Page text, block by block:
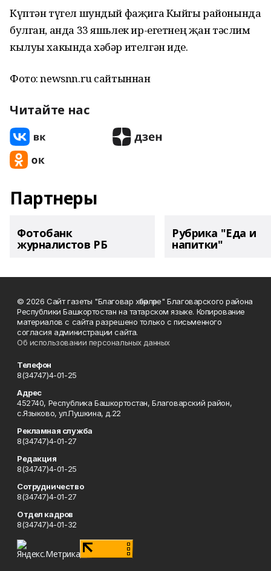
Күптән түгел шундый фаҗига Кыйгы районында
булган, анда 33 яшьлек ир-егетнең җан тәслим
кылуы хакында хәбәр ителгән иде.
Фото: newsnn.ru сайтыннан
Читайте нас
Партнеры
Фотобанк
журналистов РБ
Рубрика "Еда и
напитки"
© 2026 Сайт газеты "Благовар хәбәрләре" Благоварского района
Республики Башкортостан на татарском языке. Копирование
материалов с сайта разрешено только с письменного
согласия администрации сайта.
Об использовании персональных данных
Телефон
8(34747)4-01-25
Адрес
452740, Республика Башкортостан, Благоварский район,
с.Языково, ул.Пушкина, д.22
Рекламная служба
8(34747)4-01-27
Редакция
8(34747)4-01-25
Сотрудничество
8(34747)4-01-27
Отдел кадров
8(34747)4-01-32